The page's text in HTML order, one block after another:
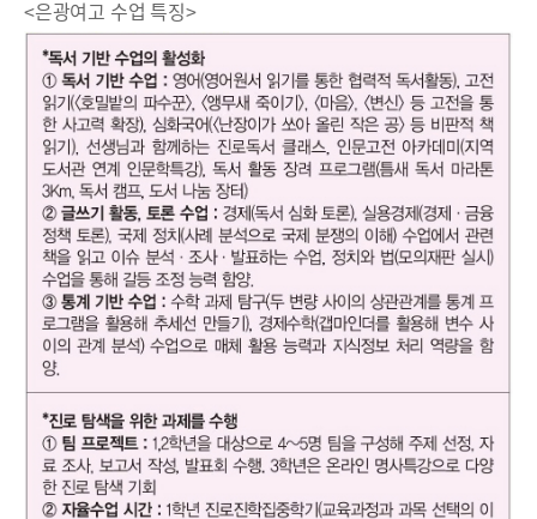
<은광여고 수업 특징>